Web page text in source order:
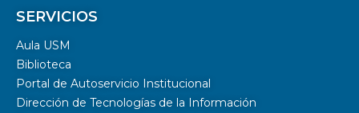
SERVICIOS
Aula USM
Biblioteca
Portal de Autoservicio Institucional
Dirección de Tecnologías de la Información